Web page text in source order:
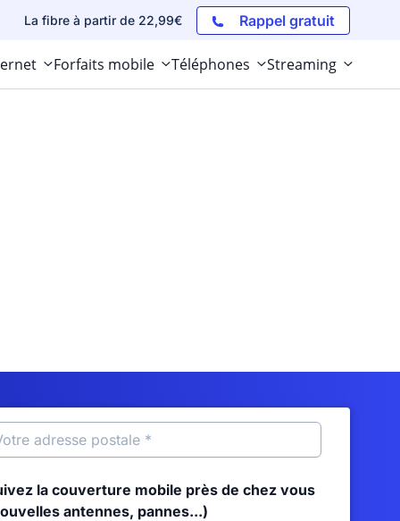
La fibre à partir de 22,99€ Rappel gratuit
Forfaits mobile Téléphones Streaming
la couverture mobile près de chez vous
antennes, pannes...)